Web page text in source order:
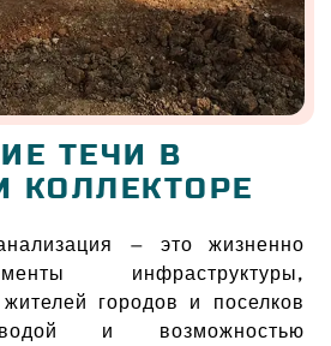
ТЕЧИ В
КОЛЛЕКТОРЕ
— это жизненно
инфраструктуры,
городов и поселков
и возможностью